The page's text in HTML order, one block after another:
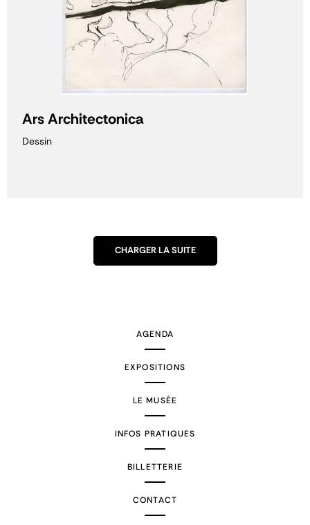
Ars Architectonica
Dessin
CHARGER LA SUITE
AGENDA
EXPOSITIONS
LE MUSÉE
INFOS PRATIQUES
BILLETTERIE
CONTACT